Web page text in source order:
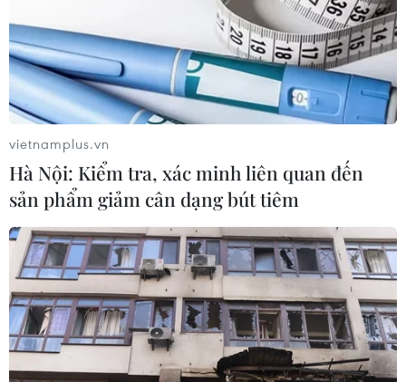
vietnamplus.vn
Hà Nội: Kiểm tra, xác minh liên quan đến
sản phẩm giảm cân dạng bút tiêm